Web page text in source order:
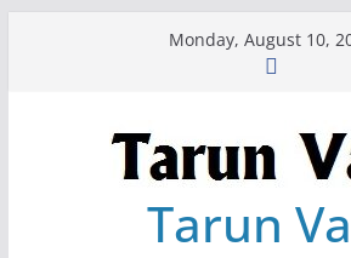
Monday, August 10,
Tarun